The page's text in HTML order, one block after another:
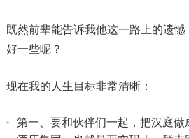
既然前辈能告诉我他这一路上的遗
好一些呢？
现在我的人生目标非常清晰：
第一、要和伙伴们一起，把汉庭做